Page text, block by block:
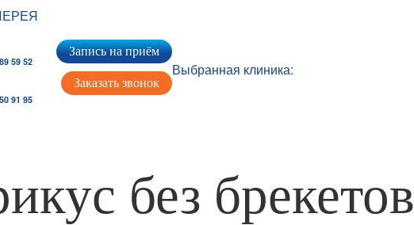
59 52
91 95
Запись на приём
Заказать звонок
Выбранная клиника:
без брекетов